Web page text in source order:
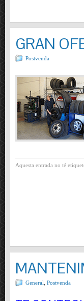
GRAN
Postvenda
Aquesta entrada no té
General Postvenda